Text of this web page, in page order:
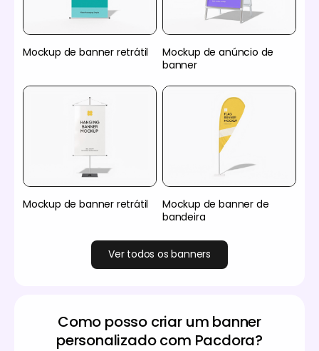
Mockup de banner retrátil
Mockup de anúncio de
banner
Mockup de banner retrátil
Mockup de banner de
bandeira
Ver todos os banners
Como posso criar um banner
personalizado com Pacdora?